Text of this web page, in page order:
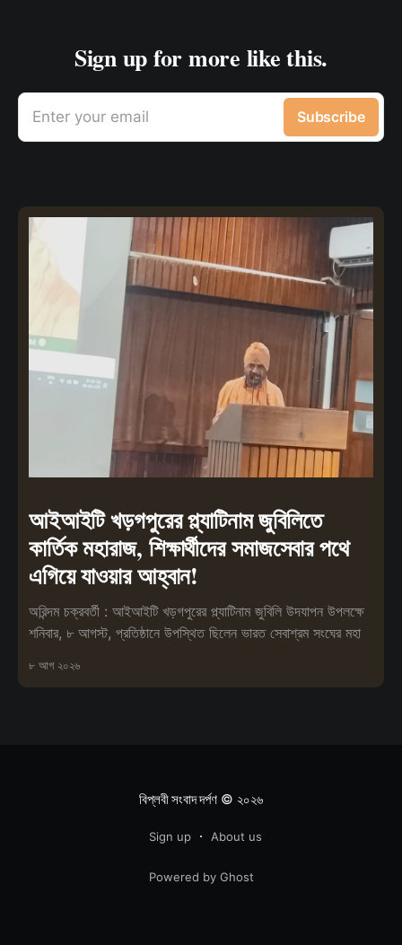
Sign up for more like this.
Enter your email Subscribe
আইআইটি খড়গপুরের প্ল্যাটিনাম জুবিলিতে
কার্তিক মহারাজ, শিক্ষার্থীদের সমাজসেবার পথে
এগিয়ে যাওয়ার আহ্বান!
অরিন্দম চক্রবর্তী : আইআইটি খড়গপুরের প্ল্যাটিনাম জুবিলি উদযাপন উপলক্ষে
শনিবার, ৮ আগস্ট, প্রতিষ্ঠানে উপস্থিত ছিলেন ভারত সেবাশ্রম সংঘের মহা
৮ আগ ২০২৬
বিপ্লবী সংবাদ দর্পণ© ২০২৬
Sign up About us
Powered by Ghost